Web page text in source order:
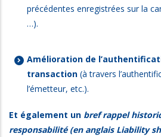
précédentes enregistrées sur la
…).
Amélioration de
transaction (à travers
l’émetteur, etc.).
Et également un bref rappel
responsabilité (en anglais Liability